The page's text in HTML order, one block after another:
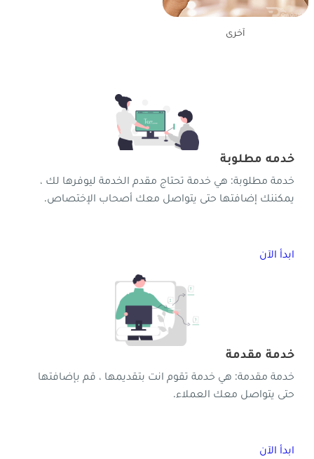
آخرى
خدمه مطلوبة
خدمة مطلوبة: هي خدمة تحتاج مقدم الخدمة ليوفرها لك ،
يمكننك إضافتها حتى يتواصل معك أصحاب الإختصاص.
ابدأ الآن
خدمة مقدمة
خدمة مقدمة: هي خدمة تقوم انت بتقديمها ، قم بإضافتها
حتى يتواصل معك العملاء.
ابدأ الآن